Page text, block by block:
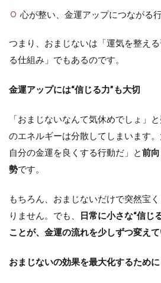
心が整い、金運アップにつながる
つまり、おまじないは「運気を整え
る仕組み」でもあるのです。
金運アップには“信じる力”も大切
「おまじないなんて気休めでしょ」
のエネルギーは分散してしまいます
自分の金運を良くする行動だ」と前
勢です。
もちろん、おまじないだけで突然宝
りません。でも、
日常に小さな“信じ
ことが、金運の流れを少しずつ変えて
おまじないの効果を最大化するために